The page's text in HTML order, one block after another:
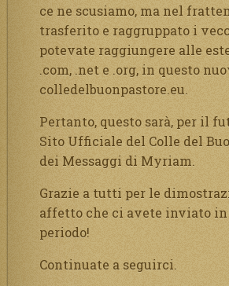
ce ne scusiamo, ma nel
trasferito e raggruppato i
potevate raggiungere alle
.com, .net e .org, in questo
colledelbuonpastore.eu.
Pertanto, questo sarà, per il
Sito Ufficiale del Colle del
dei Messaggi di Myriam.
Grazie a tutti per le
affetto che ci avete inviato in
periodo!
Continuate a seguirci.